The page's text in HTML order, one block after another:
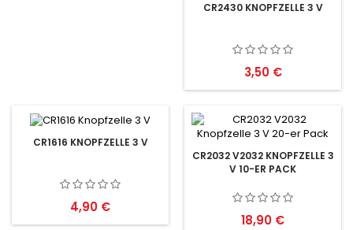
CR2430 KNOPFZELLE 3 V
Preis
3,50 €
CR1616 KNOPFZELLE 3 V
Preis
4,90 €
CR2032 V2032 KNOPFZELLE 3
V 10-ER PACK
Preis
18,90 €